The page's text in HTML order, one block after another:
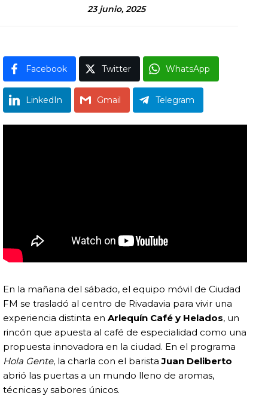
23 junio, 2025
Facebook Twitter WhatsApp
LinkedIn Gmail Telegram
En la mañana del sábado, el equipo móvil de Ciudad
FM se trasladó al centro de Rivadavia para vivir una
experiencia distinta en Arlequín Café y Helados, un
rincón que apuesta al café de especialidad como una
propuesta innovadora en la ciudad. En el programa
Hola Gente, la charla con el baristaJuan Deliberto
abrió las puertas a un mundo lleno de aromas,
técnicas y sabores únicos.